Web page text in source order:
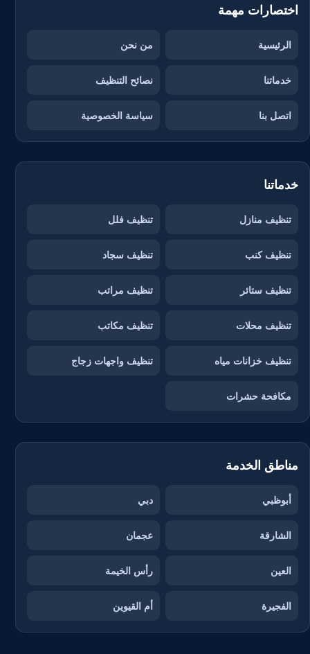
اختصارات مهمة
الرئيسية من نحن
خدماتنا نصائح التنظيف
اتصل بنا سياسة الخصوصية
خدماتنا
تنظيف منازل تنظيف فلل
تنظيف كنب تنظيف سجاد
تنظيف ستائر تنظيف مراتب
تنظيف محلات تنظيف مكاتب
تنظيف خزانات مياه تنظيف واجهات زجاج
مكافحة حشرات
مناطق الخدمة
أبوظبي دبي
الشارقة عجمان
العين رأس الخيمة
الفجيرة أم القيوين